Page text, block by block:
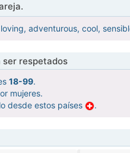
adventurous, cool,
ser respetados
18-99.
mujeres.
desde estos países
.